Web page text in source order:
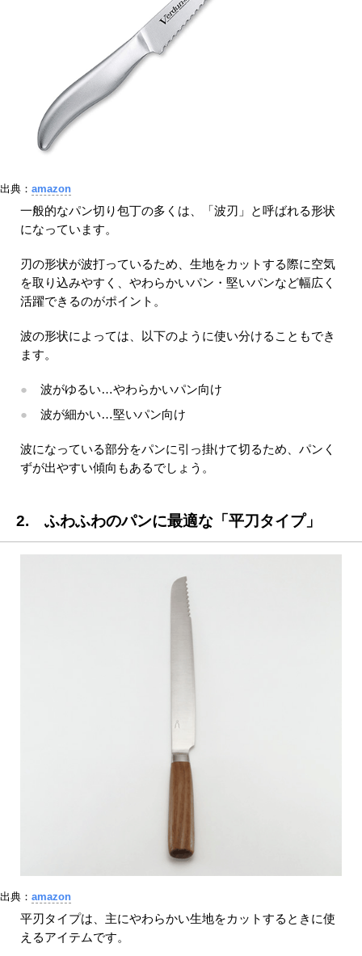
出典： amazon
一般的なパン切り包丁の多くは、「波刃」と呼ばれる形状
になっています。
刃の形状が波打っているため、生地をカットする際に空気
を取り込みやすく、やわらかいパン・堅いパンなど幅広く
活躍できるのがポイント。
波の形状によっては、以下のように使い分けることもでき
ます。
波がゆるい…やわらかいパン向け
波が細かい…堅いパン向け
波になっている部分をパンに引っ掛けて切るため、パンく
ずが出やすい傾向もあるでしょう。
2. ふわふわのパンに最適な「平刀タイプ」
出典： amazon
平刃タイプは、主にやわらかい生地をカットするときに使
えるアイテムです。